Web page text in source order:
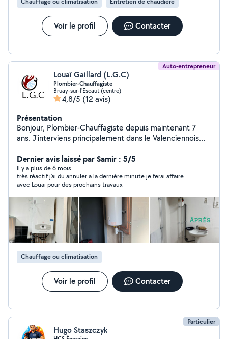
Voir le profil Contacter
Auto-entrepreneur
Louaï Gaillard (L.G.C)
Plombier-Chauffagiste
Bruay-sur-l'Escaut (centre)
4,8/5 (12 avis)
Présentation
Bonjour, Plombier-Chauffagiste depuis maintenant 7
ans. J'interviens principalement dans le Valenciennois
Nord. N'hésitez pas à me contacter pour toute
demande de Devis ou de dépannage.
Dernier avis laissé par Samir : 5/5
Il y a plus de 6 mois
très réactif j'ai du annuler a la dernière minute je ferai affaire
avec Louai pour des prochains travaux
Chauffage ou climatisation
Voir le profil Contacter
Particulier
Hugo Staszczyk